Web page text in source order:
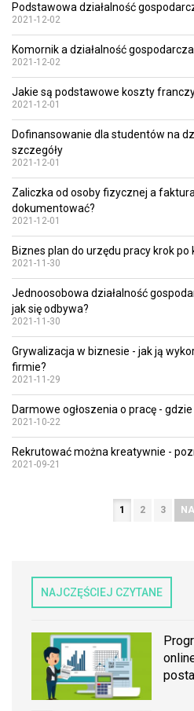
Podstawowa działalność
2021-12-02
Komornik a działalność
2021-12-02
Jakie są podstawowe koszty
2021-12-01
Dofinansowanie dla studentów na
szczegóły
2021-12-01
Zaliczka od osoby fizycznej a
dokumentować?
2021-12-01
Biznes plan do urzędu pracy krok po
2021-11-30
Jednoosobowa działalność
jak się odbywa?
2021-11-30
Grywalizacja w biznesie - jak ją
firmie?
2021-11-29
Darmowe ogłoszenia o pracę -
2021-10-22
Rekrutować można kreatywnie -
2021-09-21
1 2 3
NAJCZĘŚCIEJ CZYTANE